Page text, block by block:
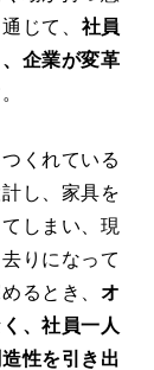
じて、 社員
企業が変革
くれている
し、家具を
しまい、現
りになって
るとき、オ
、社員一人
性を引き出